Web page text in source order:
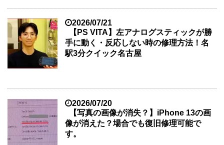
2026/07/21
【PS VITA】左アナログスティックが勝
手に動く・反応しない時の修理方法！名
駅3分クイック名古屋
2026/07/20
【写真の画像が消失？】iPhone 13の画
像が消えた？場合でも復旧修理可能で
す。